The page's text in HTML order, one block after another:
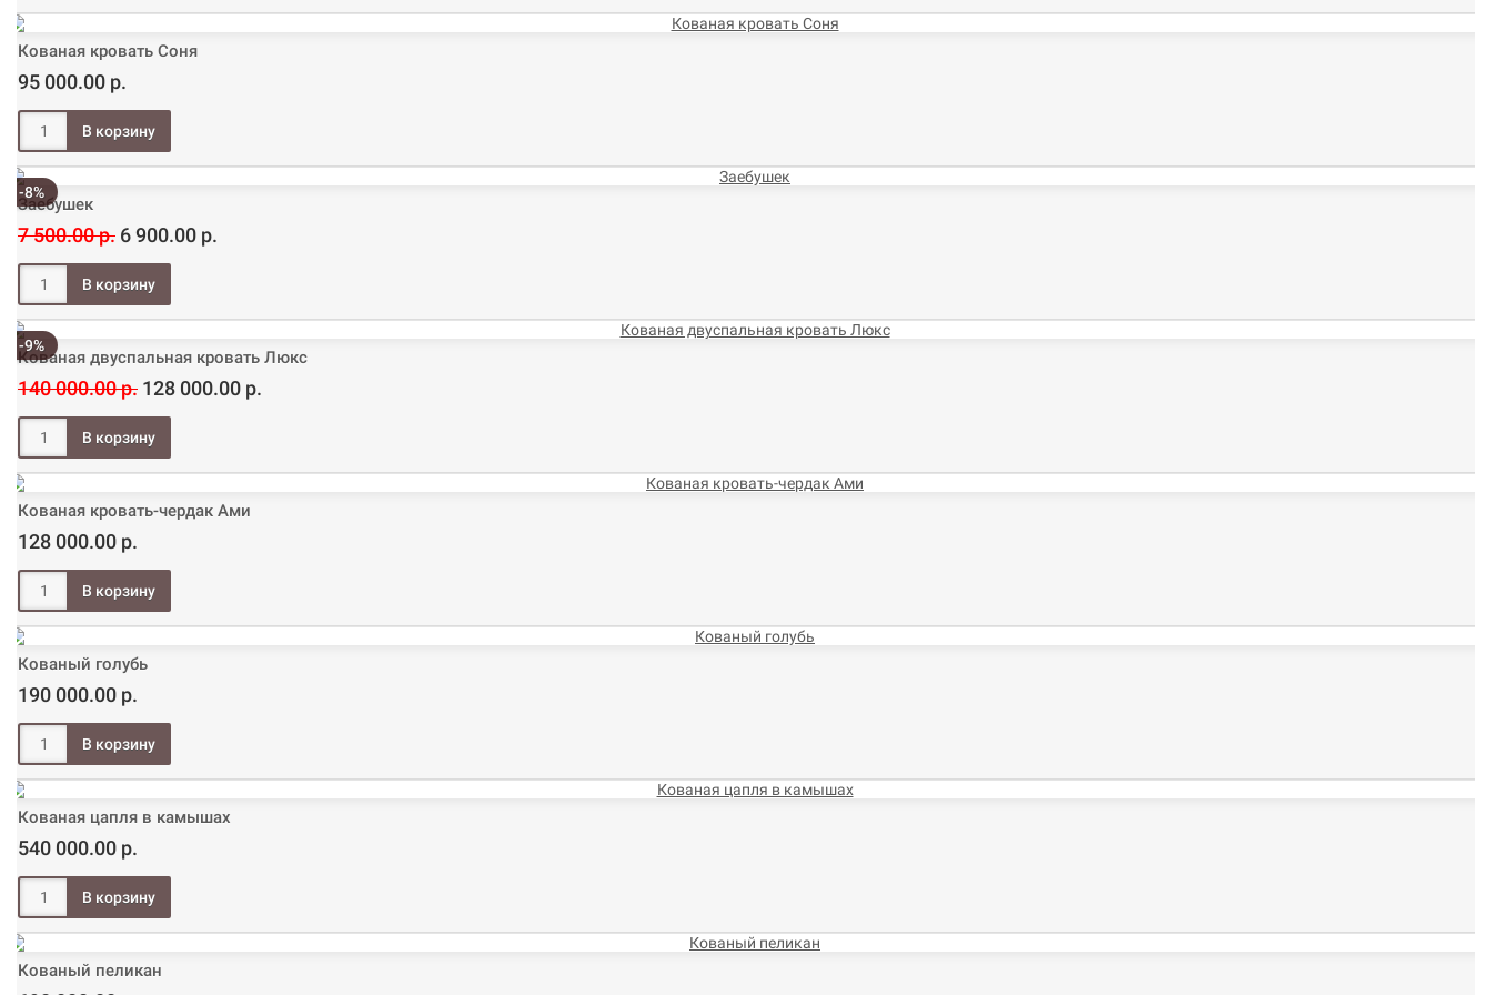
Кованая кровать Соня
95 000.00 р.
-8%
Заебушек
7 500.00 р. 6 900.00 р.
-9%
Кованая двуспальная кровать Люкс
140 000.00 р. 128 000.00 р.
Кованая кровать-чердак Ами
128 000.00 р.
Кованый голубь
190 000.00 р.
Кованая цапля в камышах
540 000.00 р.
Кованый пеликан